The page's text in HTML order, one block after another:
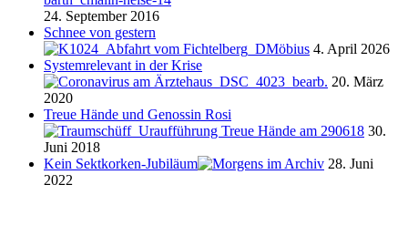
24. September 2016
Schnee von gestern
4. April 2026
Systemrelevant in der Krise
20. März
2020
Treue Hände und Genossin Rosi
30.
Juni 2018
Kein Sektkorken-Jubiläum
28. Juni
2022